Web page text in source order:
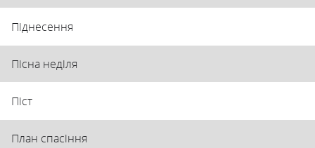
Піднесення
Пісна неділя
Піст
План спасіння